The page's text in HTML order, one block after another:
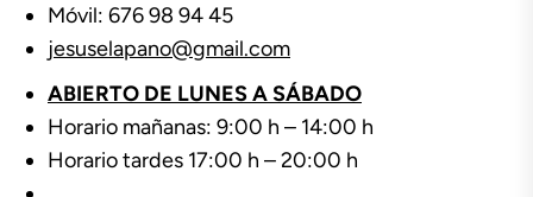
Móvil: 676 98 94 45
jesuselapano@gmail.com
ABIERTO DE LUNES A SÁBADO
Horario mañanas: 9:00 h – 14:00 h
Horario tardes 17:00 h – 20:00 h